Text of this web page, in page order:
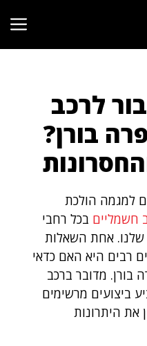
לרכב
בורן?
למגמה הולכת
חשמליים בכל רחבי
אחת השאלות
רבים היא האם כדאי
בורן. מדובר ברכב
ביצועים מרשימים
את היתרונות